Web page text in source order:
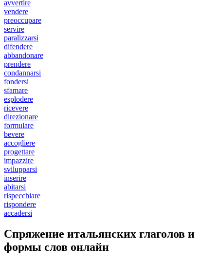
avvertire
vendere
preoccupare
servire
paralizzarsi
difendere
abbandonare
prendere
condannarsi
fondersi
sfamare
esplodere
ricevere
direzionare
formulare
bevere
accogliere
progettare
impazzire
svilupparsi
inserire
abitarsi
rispecchiare
rispondere
accadersi
Спряжение итальянских глаголов и
формы слов онлайн